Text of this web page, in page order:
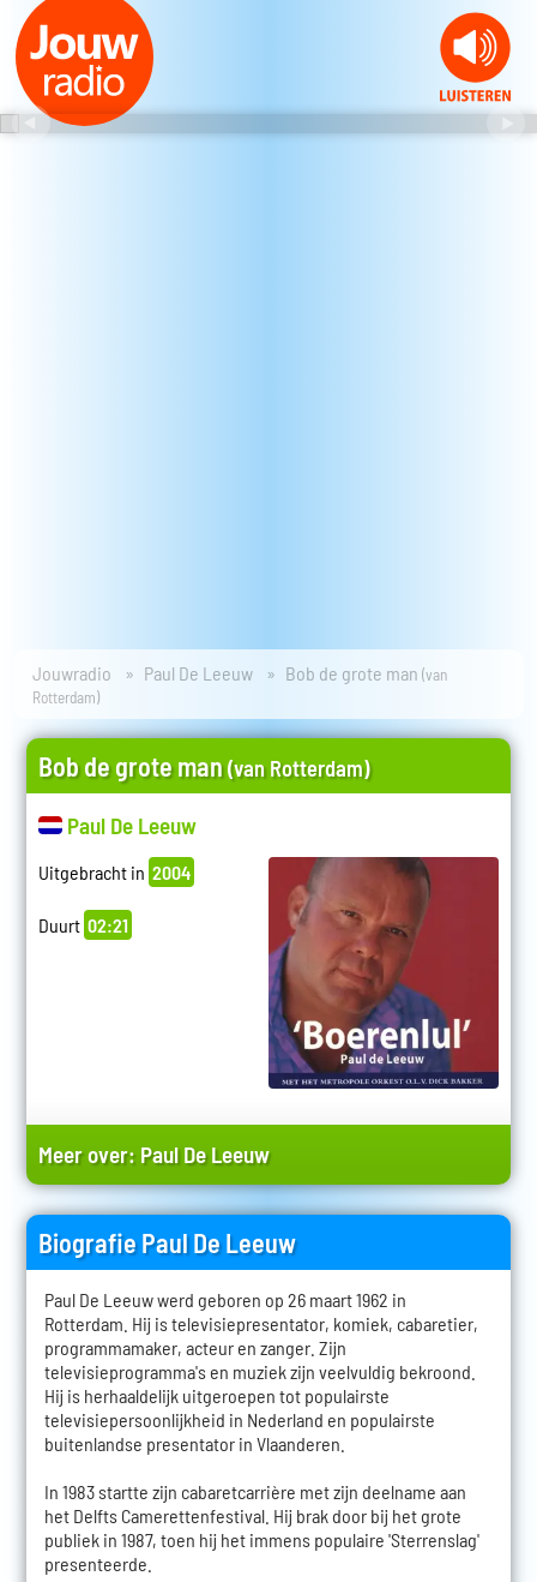
Jouwradio Paul De Leeuw Bob de grote man(van
Rotterdam)
Bob de grote man(van Rotterdam)
Paul De Leeuw
Uitgebracht in 2004
Duurt 02:21
Meer over: Paul De Leeuw
Biografie Paul De Leeuw
Paul De Leeuw werd geboren op 26 maart 1962 in
Rotterdam. Hij is televisiepresentator, komiek, cabaretier,
programmamaker, acteur en zanger. Zijn
televisieprogramma's en muziek zijn veelvuldig bekroond.
Hij is herhaaldelijk uitgeroepen tot populairste
televisiepersoonlijkheid in Nederland en populairste
buitenlandse presentator in Vlaanderen.
In 1983 startte zijn cabaretcarrière met zijn deelname aan
het Delfts Camerettenfestival. Hij brak door bij het grote
publiek in 1987, toen hij het immens populaire 'Sterrenslag'
presenteerde.